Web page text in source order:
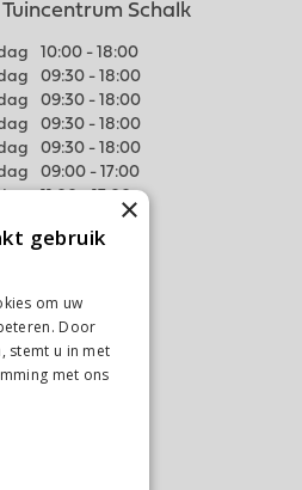
Schalk
10:00 - 18:00
09:30 - 18:00
09:30 - 18:00
09:30 - 18:00
09:30 - 18:00
09:00 - 17:00
weten
voorwaarden
Statement
Disclaimer
×
gebruik
om uw
Door
stemt u in met
met ons